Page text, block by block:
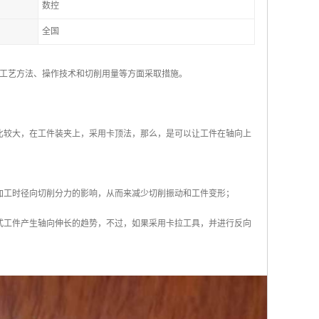
数控
全国
方法、操作技术和切削用量等方面采取措施。
大，在工件装夹上，采用卡顶法，那么，是可以让工件在轴向上
时径向切削分力的影响，从而来减少切削振动和工件变形；
件产生轴向伸长的趋势，不过，如果采用卡拉工具，并进行反向